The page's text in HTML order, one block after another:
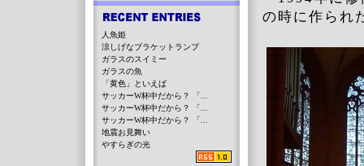
の時に作られ
人魚姫
涼しげなブラケットランプ
ガラスのスイミー
ガラスの魚
「黄色」といえば
サッカーW杯中だから？ 「...
サッカーW杯中だから？ 「...
サッカーW杯中だから？ 「...
地震お見舞い
やすらぎの光